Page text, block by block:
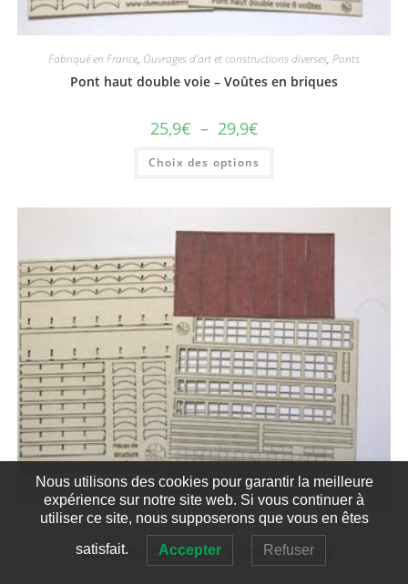
Fabriqué en France, Ouvrages d'art et constructions diverses, Ponts
Pont haut double voie – Voûtes en briques
25,9€ – 29,9€
Choix des options
Fabriqué en France Ouvrages d'art et constructions diverses
Pont haut simple voie – Voûtes en brique
Nous utilisons des cookies pour garantir la meilleure
expérience sur notre site web. Si vous continuer à
utiliser ce site, nous supposerons que vous en êtes
satisfait. Accepter Refuser